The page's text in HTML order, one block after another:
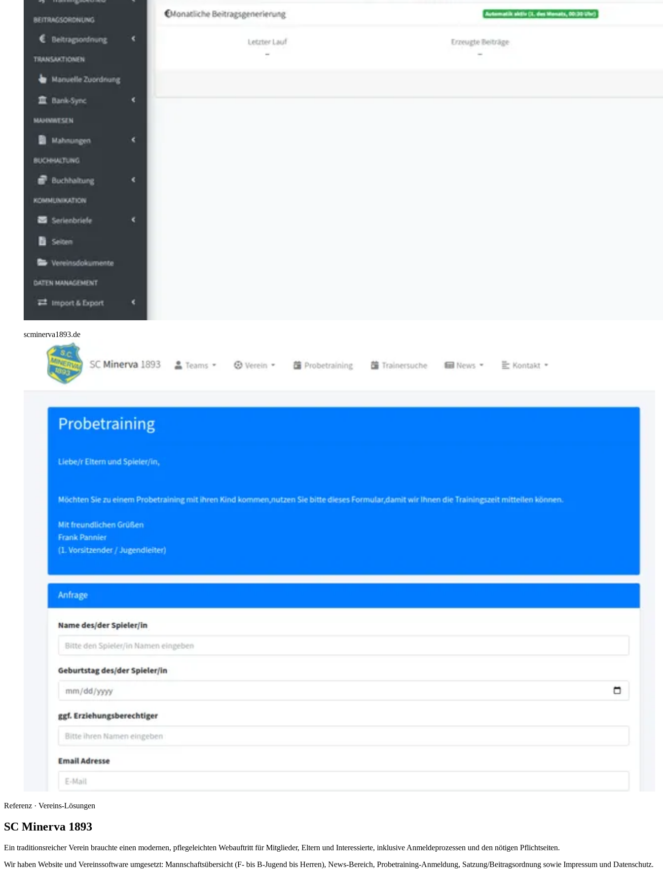
scminerva1893.de
Referenz · Vereins-Lösungen
SC Minerva 1893
Ein traditionsreicher Verein brauchte einen modernen, pflegeleichten Webauftritt für Mitglieder, Eltern und Interessierte, inklusive Anmeldeprozessen und den nötigen Pflichtseiten.
Wir haben Website und Vereinssoftware umgesetzt: Mannschaftsübersicht (F- bis B-Jugend bis Herren), News-Bereich, Probetraining-Anmeldung, Satzung/Beitragsordnung sowie Impressum und Datenschutz.